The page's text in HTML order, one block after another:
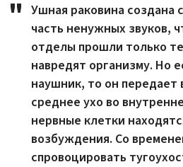
Ушная раковина создана
часть ненужных звуков,
отделы прошли только
навредят организму. Но
наушник, то он передает
среднее ухо во
нервные клетки
возбуждения. Со
спровоцировать